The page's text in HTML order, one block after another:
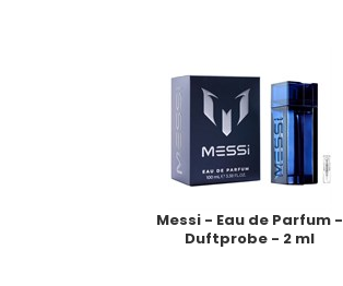
Messi - Eau de Parfum -
Duftprobe - 2 ml